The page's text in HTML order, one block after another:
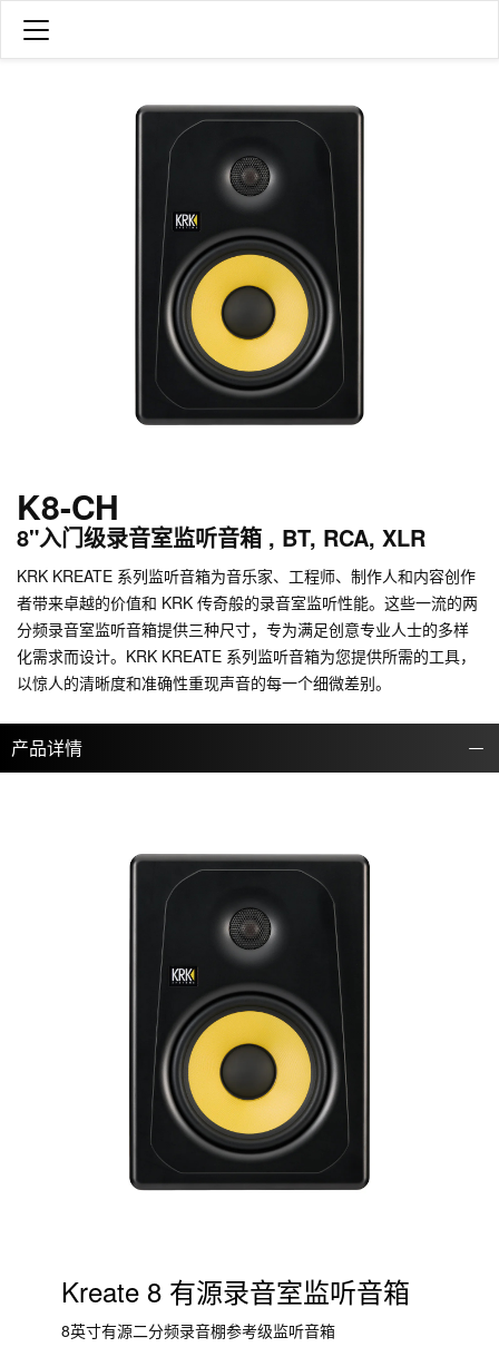
K8-CH
8"入门级录音室监听音箱 , BT, RCA, XLR
KRK KREATE 系列监听音箱为音乐家、工程师、制作人和内容创作
者带来卓越的价值和 KRK 传奇般的录音室监听性能。这些一流的两
分频录音室监听音箱提供三种尺寸，专为满足创意专业人士的多样
化需求而设计。KRK KREATE 系列监听音箱为您提供所需的工具，
以惊人的清晰度和准确性重现声音的每一个细微差别。
产品详情
Kreate 8 有源录音室监听音箱
8英寸有源二分频录音棚参考级监听音箱